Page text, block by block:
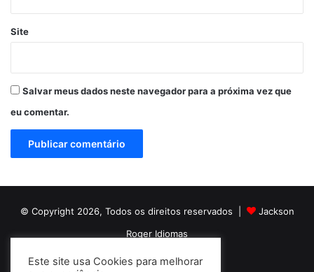
Site
Salvar meus dados neste navegador para a próxima vez que
eu comentar.
© Copyright 2026, Todos os direitos reservados |
Jackson
Roger Idiomas
Facebook
YouTubeInstagram
Este site usa Cookies para melhorar